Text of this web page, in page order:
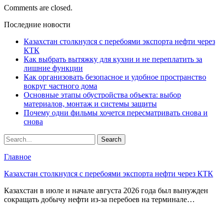
Comments are closed.
Последние новости
Казахстан столкнулся с перебоями экспорта нефти через
КТК
Как выбрать вытяжку для кухни и не переплатить за
лишние функции
Как организовать безопасное и удобное пространство
вокруг частного дома
Основные этапы обустройства объекта: выбор
материалов, монтаж и системы защиты
Почему одни фильмы хочется пересматривать снова и
снова
Главное
Казахстан столкнулся с перебоями экспорта нефти через КТК
Казахстан в июле и начале августа 2026 года был вынужден
сокращать добычу нефти из-за перебоев на терминале…